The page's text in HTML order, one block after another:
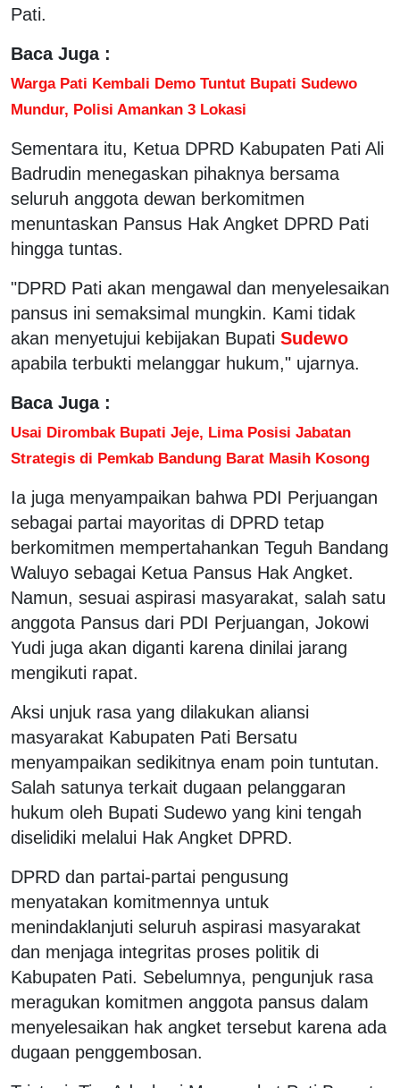
Pati.
Baca Juga :
Warga Pati Kembali Demo Tuntut Bupati Sudewo
Mundur, Polisi Amankan 3 Lokasi
Sementara itu, Ketua DPRD Kabupaten Pati Ali
Badrudin menegaskan pihaknya bersama
seluruh anggota dewan berkomitmen
menuntaskan Pansus Hak Angket DPRD Pati
hingga tuntas.
"DPRD Pati akan mengawal dan menyelesaikan
pansus ini semaksimal mungkin. Kami tidak
akan menyetujui kebijakan Bupati Sudewo
apabila terbukti melanggar hukum," ujarnya.
Baca Juga :
Usai Dirombak Bupati Jeje, Lima Posisi Jabatan
Strategis di Pemkab Bandung Barat Masih Kosong
Ia juga menyampaikan bahwa PDI Perjuangan
sebagai partai mayoritas di DPRD tetap
berkomitmen mempertahankan Teguh Bandang
Waluyo sebagai Ketua Pansus Hak Angket.
Namun, sesuai aspirasi masyarakat, salah satu
anggota Pansus dari PDI Perjuangan, Jokowi
Yudi juga akan diganti karena dinilai jarang
mengikuti rapat.
Aksi unjuk rasa yang dilakukan aliansi
masyarakat Kabupaten Pati Bersatu
menyampaikan sedikitnya enam poin tuntutan.
Salah satunya terkait dugaan pelanggaran
hukum oleh Bupati Sudewo yang kini tengah
diselidiki melalui Hak Angket DPRD.
DPRD dan partai-partai pengusung
menyatakan komitmennya untuk
menindaklanjuti seluruh aspirasi masyarakat
dan menjaga integritas proses politik di
Kabupaten Pati. Sebelumnya, pengunjuk rasa
meragukan komitmen anggota pansus dalam
menyelesaikan hak angket tersebut karena ada
dugaan penggembosan.